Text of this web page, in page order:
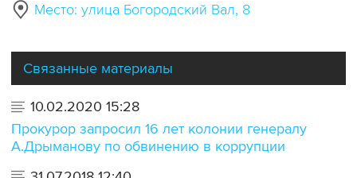
Место: улица Богородский Вал, 8
Связанные материалы
10.02.2020 15:28
Прокурор запросил 16 лет колонии генералу
А.Дрыманову по обвинению в коррупции